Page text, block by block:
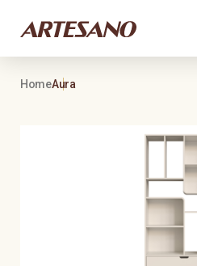
HomeAura